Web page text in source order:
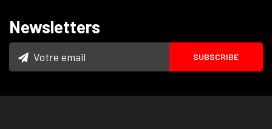
Newsletters